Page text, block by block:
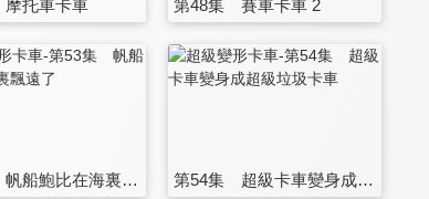
托車卡車 第48集 賽車卡車 2
第53集 帆船鮑比在海裏飄遠了 第54集 超級卡車變身成超級垃圾卡車